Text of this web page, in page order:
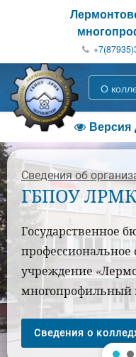
Версия
Сведения об
ГБПОУ
Государственное
профессиональное
учреждение
многопрофильный
Сведения о